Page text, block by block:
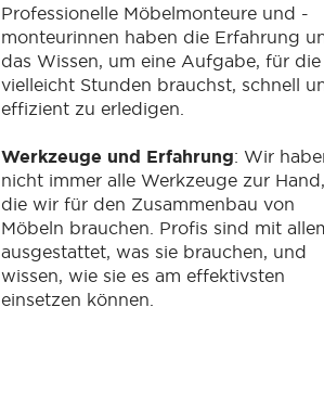
Professionelle Möbelmonteure und -
monteurinnen haben die Erfahrung
das Wissen, um eine Aufgabe, für
vielleicht Stunden brauchst, schnell
effizient zu erledigen.
Werkzeuge und Erfahrung: Wir
nicht immer alle Werkzeuge zur Hand,
die wir für den Zusammenbau von
Möbeln brauchen. Profis sind mit
ausgestattet, was sie brauchen, und
wissen, wie sie es am effektivsten
einsetzen können.